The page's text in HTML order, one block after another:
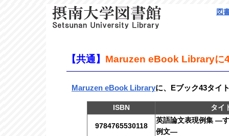
図
【共通】 Maruzen eBook Libraryに
Maruzen eBook Libraryに、Eブック43タイ
ISBN タイ
9784765530118
英語論文表現例集 ―
例文―